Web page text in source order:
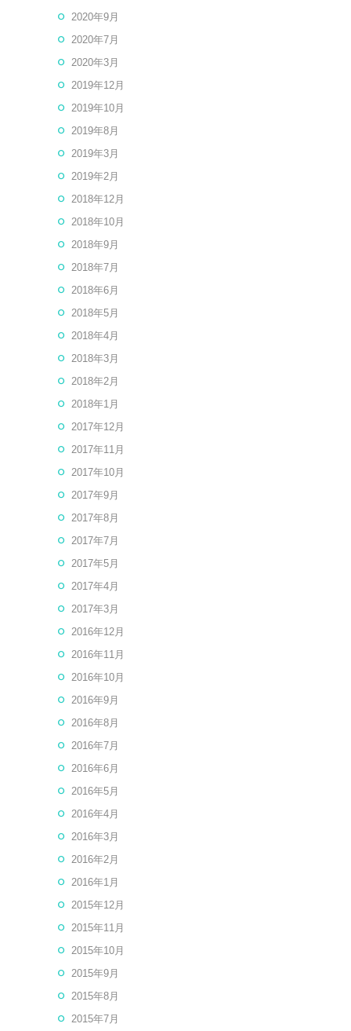
2020年9月
2020年7月
2020年3月
2019年12月
2019年10月
2019年8月
2019年3月
2019年2月
2018年12月
2018年10月
2018年9月
2018年7月
2018年6月
2018年5月
2018年4月
2018年3月
2018年2月
2018年1月
2017年12月
2017年11月
2017年10月
2017年9月
2017年8月
2017年7月
2017年5月
2017年4月
2017年3月
2016年12月
2016年11月
2016年10月
2016年9月
2016年8月
2016年7月
2016年6月
2016年5月
2016年4月
2016年3月
2016年2月
2016年1月
2015年12月
2015年11月
2015年10月
2015年9月
2015年8月
2015年7月